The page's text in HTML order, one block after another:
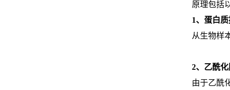
原理包括
1、蛋白
从生物样
2、乙酰
由于乙酰